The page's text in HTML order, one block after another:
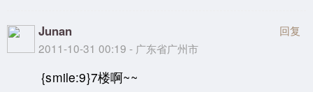
Junan
2011-10-31 00:19 - 广东省广州市
回复
{smile:9}7楼啊~~